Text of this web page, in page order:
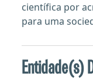
científica por
para uma
Entidade(s)